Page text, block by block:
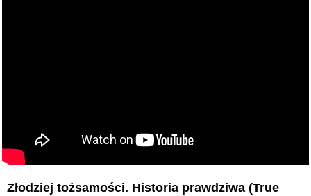
Złodziej tożsamości. Historia prawdziwa (True